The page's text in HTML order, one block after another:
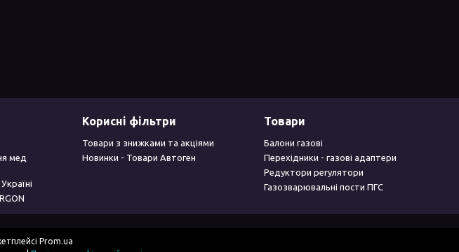
мед
Корисні фільтри
Товари з знижками та акціями
Новинки - Товари Автоген
Товари
Балони газові
Перехідники - газові адаптери
Редуктори регулятори
Газозварювальні пости ПГС
Prom.ua